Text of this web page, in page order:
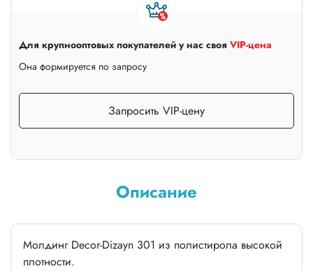
Для крупнооптовых покупателей у нас своя VIP-цена
Она формируется по запросу
Запросить VIP-цену
Описание
Молдинг Decor-Dizayn 301 из полистирола высокой
плотности.